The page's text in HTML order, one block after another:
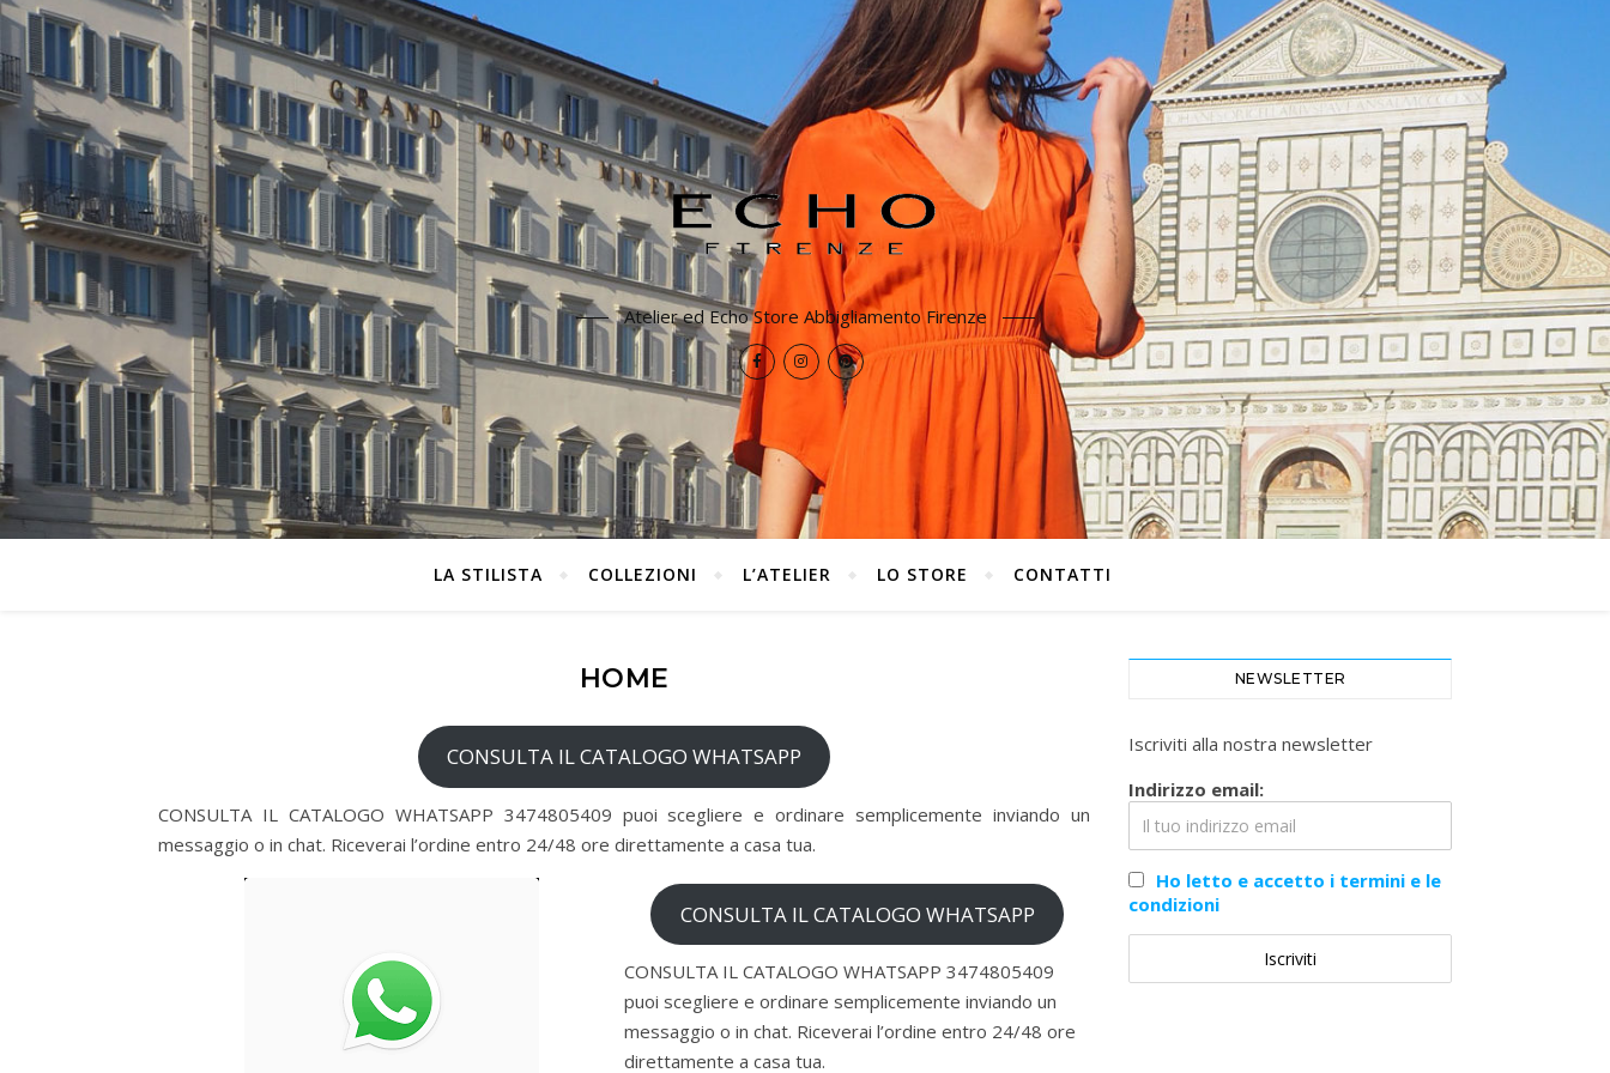
Atelier ed Echo Store Abbigliamento Firenze
LA STILISTA COLLEZIONI L’ATELIER LO STORE CONTATTI
HOME
CONSULTA IL CATALOGO WHATSAPP
CONSULTA IL CATALOGO WHATSAPP 3474805409 puoi scegliere e ordinare semplicemente inviando un
messaggio o in chat. Riceverai l’ordine entro 24/48 ore direttamente a casa tua.
CONSULTA IL CATALOGO WHATSAPP
CONSULTA IL CATALOGO WHATSAPP 3474805409
puoi scegliere e ordinare semplicemente inviando un
messaggio o in chat. Riceverai l’ordine entro 24/48 ore
direttamente a casa tua.
NEWSLETTER
Iscriviti alla nostra newsletter
Indirizzo email:
Ho letto e accetto i termini e le
condizioni